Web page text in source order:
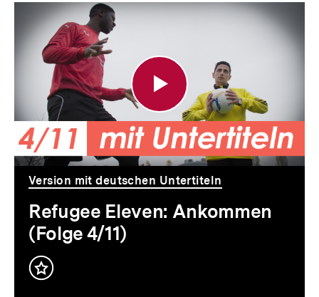
Refugee
Eleven:
Ankommen
(Folge
4/11)
Version mit deutschen Untertiteln
Refugee Eleven: Ankommen
(Folge 4/11)
Inhalt